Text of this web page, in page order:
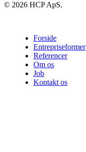
© 2026 HCP ApS.
Close
Menu
Forside
Entrepriseformer
Referencer
Om os
Job
Kontakt os